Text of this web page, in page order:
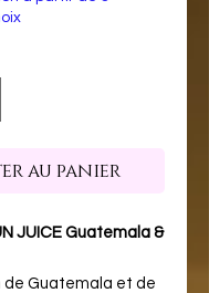
au panier
JUICE Guatemala &
de Guatemala et de